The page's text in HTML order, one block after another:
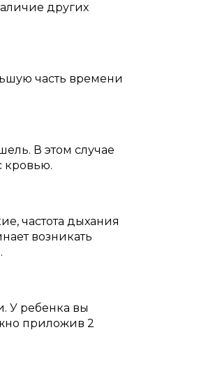
других
часть времени
В этом случае
кровью.
частота дыхания
возникать
У ребенка вы
приложив 2